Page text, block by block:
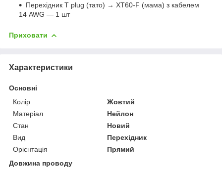
Перехідник T plug (тато) → XT60-F (мама) з кабелем
14 AWG — 1 шт
Приховати
Характеристики
Основні
Колір
Жовтий
Матеріал
Нейлон
Стан
Новий
Вид
Перехідник
Орієнтація
Прямий
Довжина проводу